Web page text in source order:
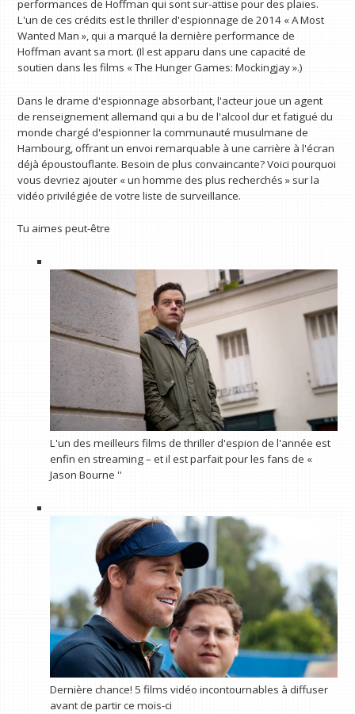
performances de Hoffman qui sont sur-attise pour des plaies.
L'un de ces crédits est le thriller d'espionnage de 2014 « A Most
Wanted Man », qui a marqué la dernière performance de
Hoffman avant sa mort. (Il est apparu dans une capacité de
soutien dans les films « The Hunger Games: Mockingjay ».)
Dans le drame d'espionnage absorbant, l'acteur joue un agent
de renseignement allemand qui a bu de l'alcool dur et fatigué du
monde chargé d'espionner la communauté musulmane de
Hambourg, offrant un envoi remarquable à une carrière à l'écran
déjà époustouflante. Besoin de plus convaincante? Voici pourquoi
vous devriez ajouter « un homme des plus recherchés » sur la
vidéo privilégiée de votre liste de surveillance.
Tu aimes peut-être
L'un des meilleurs films de thriller d'espion de l'année est
enfin en streaming – et il est parfait pour les fans de «
Jason Bourne ''
Dernière chance! 5 films vidéo incontournables à diffuser
avant de partir ce mois-ci